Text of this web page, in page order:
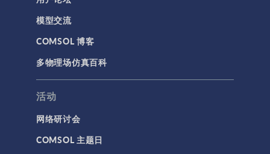
API
代理模型
仿真 App
基于方程建模
安装与许可证管理
模型交流
COMSOL 博客
多物理场仿真百科
活动
网络研讨会
COMSOL 主题日